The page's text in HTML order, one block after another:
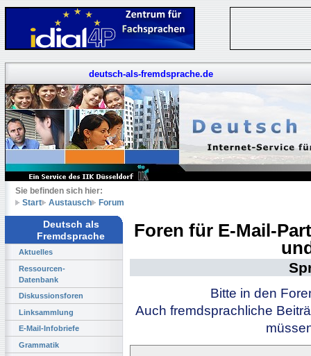
deutsch-als-fremdsprache.de
Sie befinden sich hier:
Start
Austausch Forum
Deutsch als
Fremdsprache
Aktuelles
Ressourcen-
Datenbank
Diskussionsforen
Linksammlung
E-Mail-Infobriefe
Grammatik
Foren für E-Mail-
Bitte in den
Auch fremdsprachliche